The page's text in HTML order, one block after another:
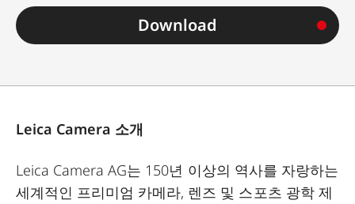
Download
Leica Camera 소개
Leica Camera AG는 150년 이상의 역사를 자랑하는
세계적인 프리미엄 카메라, 렌즈 및 스포츠 광학 제